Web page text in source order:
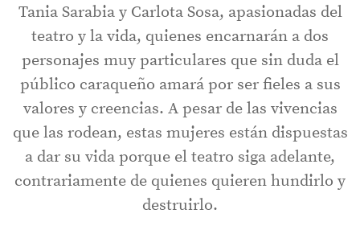
Tania Sarabia y Carlota Sosa, apasionadas del
teatro y la vida, quienes encarnarán a dos
personajes muy particulares que sin duda el
público caraqueño amará por ser fieles a sus
valores y creencias. A pesar de las vivencias
que las rodean, estas mujeres están dispuestas
a dar su vida porque el teatro siga adelante,
contrariamente de quienes quieren hundirlo y
destruirlo.